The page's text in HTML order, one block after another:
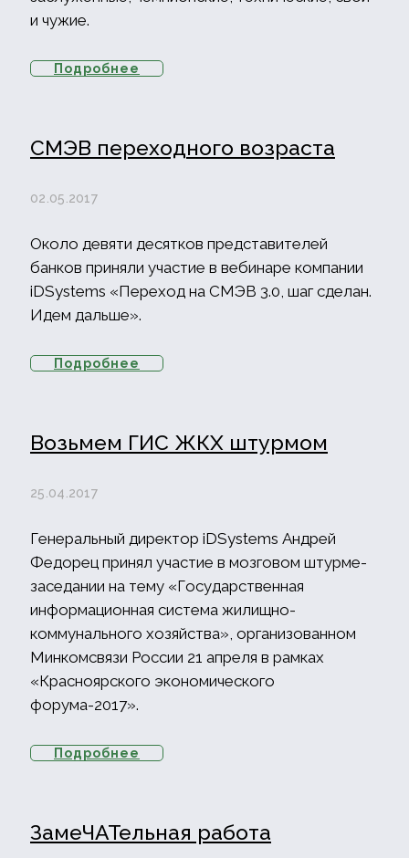
и чужие.
Подробнее
СМЭВ переходного возраста
02.05.2017
Около девяти десятков представителей
банков приняли участие в вебинаре компании
iDSystems «Переход на СМЭВ 3.0, шаг сделан.
Идем дальше».
Подробнее
Возьмем ГИС ЖКХ штурмом
25.04.2017
Генеральный директор iDSystems Андрей
Федорец принял участие в мозговом штурме-
заседании на тему «Государственная
информационная система жилищно-
коммунального хозяйства», организованном
Минкомсвязи России 21 апреля в рамках
«Красноярского экономического
форума-2017».
Подробнее
ЗамеЧАТельная работа